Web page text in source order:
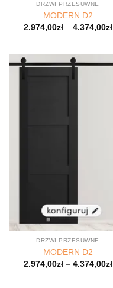
DRZWI PRZESUWNE
MODERN D2
2.974,00zł– 4.374,00zł
DRZWI PRZESUWNE
MODERN D2
2.974,00zł– 4.374,00zł